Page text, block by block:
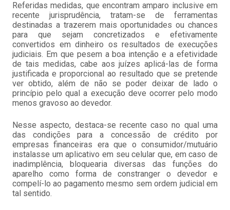
Referidas medidas, que encontram amparo inclusive em
recente jurisprudência, tratam-se de ferramentas
destinadas a trazerem mais oportunidades ou chances
para que sejam concretizados e efetivamente
convertidos em dinheiro os resultados de execuções
judiciais. Em que pesem a boa intenção e a efetividade
de tais medidas, cabe aos juízes aplicá-las de forma
justificada e proporcional ao resultado que se pretende
ver obtido, além de não se poder deixar de lado o
princípio pelo qual a execução deve ocorrer pelo modo
menos gravoso ao devedor.
Nesse aspecto, destaca-se recente caso no qual uma
das condições para a concessão de crédito por
empresas financeiras era que o consumidor/mutuário
instalasse um aplicativo em seu celular que, em caso de
inadimplência, bloquearia diversas das funções do
aparelho como forma de constranger o devedor e
compelí-lo ao pagamento mesmo sem ordem judicial em
tal sentido.